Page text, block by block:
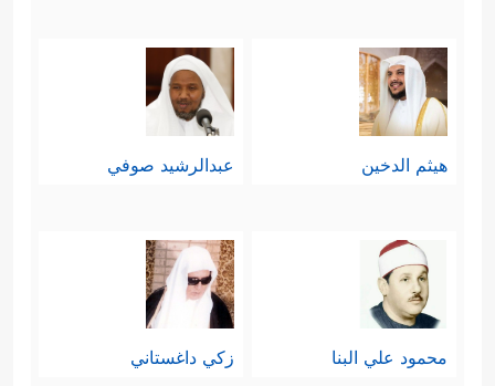
هيثم الدخين عبدالرشيد صوفي
محمود علي البنا زكي داغستاني